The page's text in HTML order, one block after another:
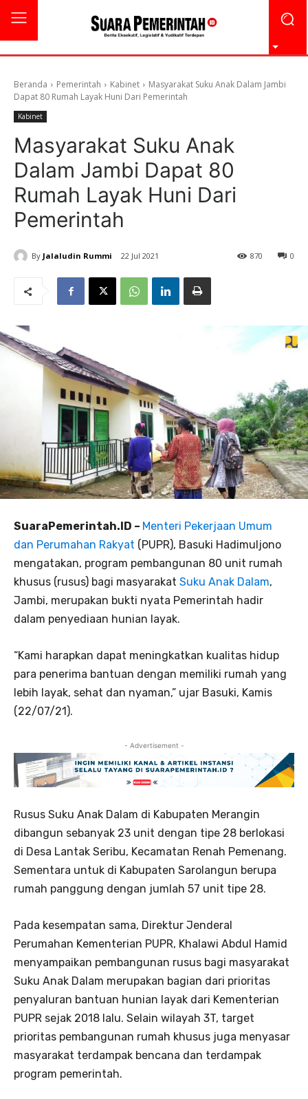
Beranda Pemerintah Kabinet
Masyarakat Suku Anak Dalam Jambi
Dapat 80 Rumah Layak Huni Dari Pemerintah
Kabinet
Masyarakat Suku Anak
Dalam Jambi Dapat 80
Rumah Layak Huni Dari
Pemerintah
By Jalaludin Rummi 22 Jul 2021 0
870
SuaraPemerintah.ID – Menteri Pekerjaan Umum
dan Perumahan Rakyat (PUPR), Basuki Hadimuljono
mengatakan, program pembangunan 80 unit rumah
khusus (rusus) bagi masyarakat Suku Anak Dalam,
Jambi, merupakan bukti nyata Pemerintah hadir
dalam penyediaan hunian layak.
“Kami harapkan dapat meningkatkan kualitas hidup
para penerima bantuan dengan memiliki rumah yang
lebih layak, sehat dan nyaman,” ujar Basuki, Kamis
(22/07/21).
- Advertisement -
Rusus Suku Anak Dalam di Kabupaten Merangin
dibangun sebanyak 23 unit dengan tipe 28 berlokasi
di Desa Lantak Seribu, Kecamatan Renah Pemenang.
Sementara untuk di Kabupaten Sarolangun berupa
rumah panggung dengan jumlah 57 unit tipe 28.
Pada kesempatan sama, Direktur Jenderal
Perumahan Kementerian PUPR, Khalawi Abdul Hamid
menyampaikan pembangunan rusus bagi masyarakat
Suku Anak Dalam merupakan bagian dari prioritas
penyaluran bantuan hunian layak dari Kementerian
PUPR sejak 2018 lalu. Selain wilayah 3T, target
prioritas pembangunan rumah khusus juga menyasar
masyarakat terdampak bencana dan terdampak
program pemerintah.